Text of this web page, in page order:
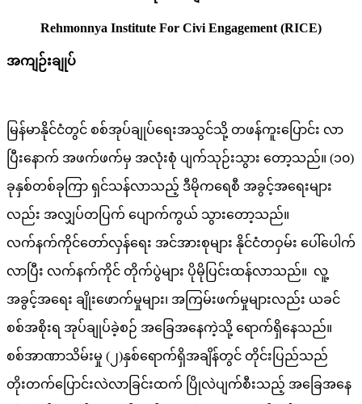
Rehmonnya Institute For Civi Engagement (RICE)
အကျဉ်းချုပ်
မြန်မာနိုင်ငံတွင် စစ်အုပ်ချုပ်ရေးအသွင်သို့ တဖန်ကူးပြောင်း လာ
ပြီးနောက် အဖက်ဖက်မှ အလုံးစုံ ပျက်သုဉ်းသွား တော့သည်။ (၁၀)
ခုနှစ်တစ်ခုကြာ ရှင်သန်လာသည့် ဒီမိုကရေစီ အခွင့်အရေးများ
လည်း အလျှပ်တပြက် ပျောက်ကွယ် သွားတော့သည်။
လက်နက်ကိုင်တော်လှန်ရေး အင်အားစုများ နိုင်ငံတဝှမ်း ပေါ်ပေါက်
လာပြီး လက်နက်ကိုင် တိုက်ပွဲများ ပိုမိုပြင်းထန်လာသည်။ လူ့
အခွင့်အရေး ချိုးဖောက်မှုများ၊ အကြမ်းဖက်မှုများလည်း ယခင်
စစ်အစိုးရ အုပ်ချုပ်ခဲ့စဉ် အခြေအနေကဲ့သို့ ရောက်ရှိနေသည်။
စစ်အာဏာသိမ်းမှု (၂)နှစ်ရောက်ရှိအချိန်တွင် တိုင်းပြည်သည်
တိုးတက်ပြောင်းလဲလာခြင်းထက် ပြိုလဲပျက်စီးသည့် အခြေအနေ